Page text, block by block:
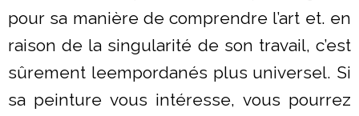
pour sa manière de comprendre l’art et. en
raison de la singularité de son travail, c’est
sûrement leempordanés plus universel. Si
sa peinture vous intéresse, vous pourrez